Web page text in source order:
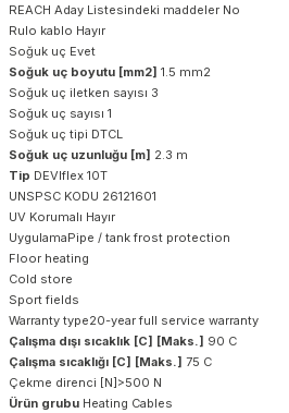
REACH Aday Listesindeki maddeler No
Rulo kablo Hayır
Soğuk uç Evet
Soğuk uç boyutu [mm2] 1.5 mm2
Soğuk uç iletken sayısı 3
Soğuk uç sayısı 1
Soğuk uç tipi DTCL
Soğuk uç uzunluğu [m] 2.3 m
Tip DEVIflex 10T
UNSPSC KODU 26121601
UV Korumalı Hayır
UygulamaPipe / tank frost protection
Floor heating
Cold store
Sport fields
Warranty type20-year full service warranty
Çalışma dışı sıcaklık [C] [Maks.] 90 C
Çalışma sıcaklığı [C] [Maks.] 75 C
Çekme direnci [N]>500 N
Ürün grubu Heating Cables